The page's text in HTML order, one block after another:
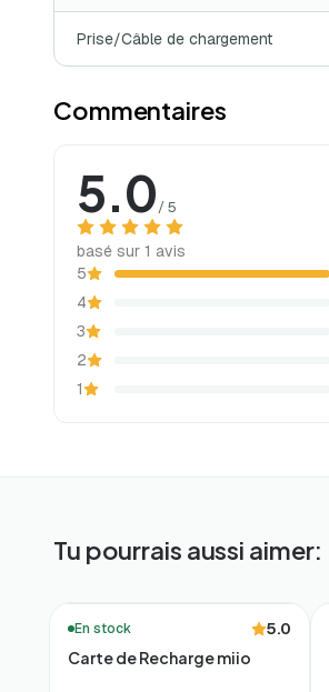
Prise/Câble de chargement
Commentaires
5.0/ 5
basé sur 1 avis
5
4
3
2
1
Tu pourrais aussi aimer:
En stock
5.0
Carte de Recharge miio